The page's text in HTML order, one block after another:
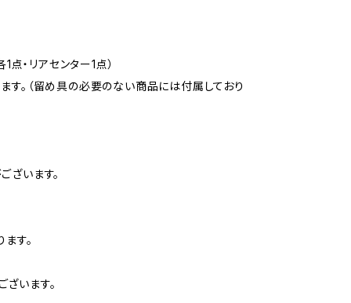
・リアセンター1点）
す。（留め具の必要のない商品には付属しており
ざいます。
す。
います。